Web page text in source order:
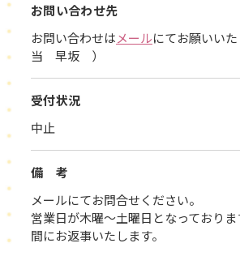
お問い合わせ先
お問い合わせはメールにてお願いい
当 早坂 ）
受付状況
中止
備 考
メールにてお問合せください。
営業日が木曜～土曜日となっており
間にお返事いたします。